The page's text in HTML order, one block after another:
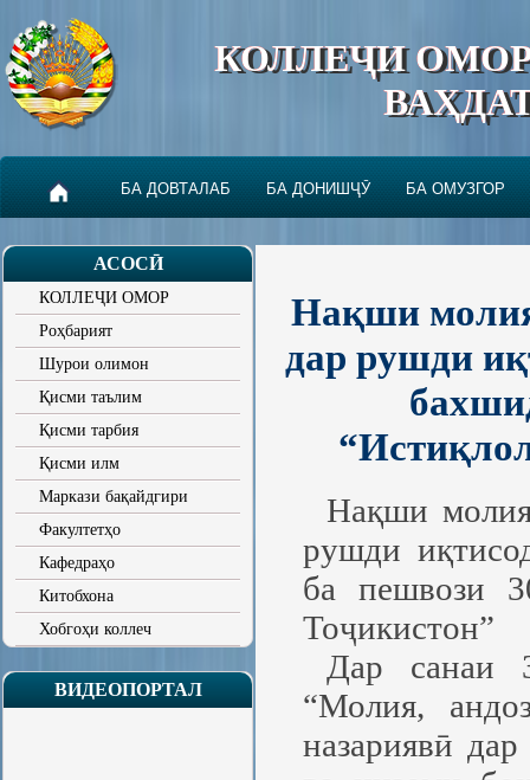
КОЛЛЕҶИ
БА ДОВТАЛАБ БА ДОНИШҶӮ БА ОМУЗГОР
АСОСӢ
КОЛЛЕҶИ ОМОР
Роҳбарият
Шурои олимон
Қисми таълим
Қисми тарбия
Қисми илм
Маркази бақайдгири
Факултетҳо
Кафедраҳо
Китобхона
Хобгоҳи коллеч
ВИДЕОПОРТАЛ
Нақши
дар рушди
Нақши
рушди
ба пешвози
Тоҷикистон”
Дар санаи
“Молия,
назариявӣ